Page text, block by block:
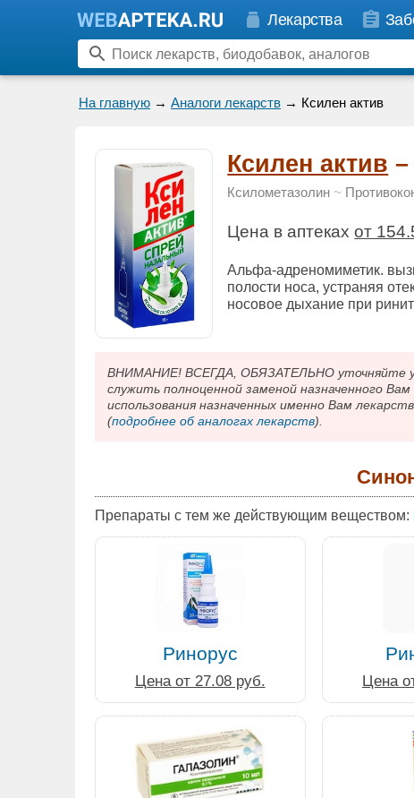
Лекарства
На главную → Аналоги лекарств → Ксилен актив
Ксилен актив –
Ксилометазолин ~
Цена в аптекахот
Альфа-адреномиметик.
полости носа, устраняя
носовое дыхание при
ВНИМАНИЕ! ВСЕГДА, ОБЯЗАТЕЛЬНО уточняйте у
служить полноценной заменой назначенного
использования назначенных именно Вам
(подробнее об аналогах лекарств).
Препараты с тем же действующим веществом:
Ринорус
Цена от 27.08 руб. Цена